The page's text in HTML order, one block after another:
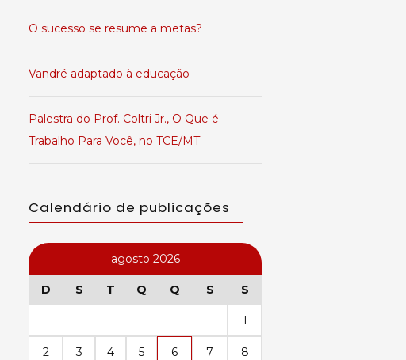
O sucesso se resume a metas?
Vandré adaptado à educação
Palestra do Prof. Coltri Jr., O Que é
Trabalho Para Você, no TCE/MT
Calendário de publicações
agosto 2026
D S T Q Q S S
1
2 3 4 5 6 7 8